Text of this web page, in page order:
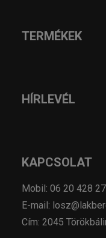
TERMÉKEK
HÍRLEVÉL
KAPCSOLAT
Mobil: 06 20 428
E-mail:
Cím: 2045